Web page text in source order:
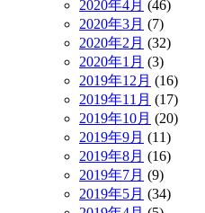
2020年4月 (46)
2020年3月 (7)
2020年2月 (32)
2020年1月 (3)
2019年12月 (16)
2019年11月 (17)
2019年10月 (20)
2019年9月 (11)
2019年8月 (16)
2019年7月 (9)
2019年5月 (34)